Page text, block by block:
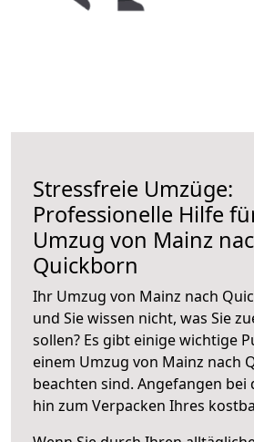
Stressfreie Umzüge:
Professionelle Hilfe
Umzug von Mainz
Quickborn
Ihr Umzug von Mainz nach
und Sie wissen nicht, was Sie
sollen? Es gibt einige wichtige
einem Umzug von Mainz nach
beachten sind. Angefangen bei
hin zum Verpacken Ihres